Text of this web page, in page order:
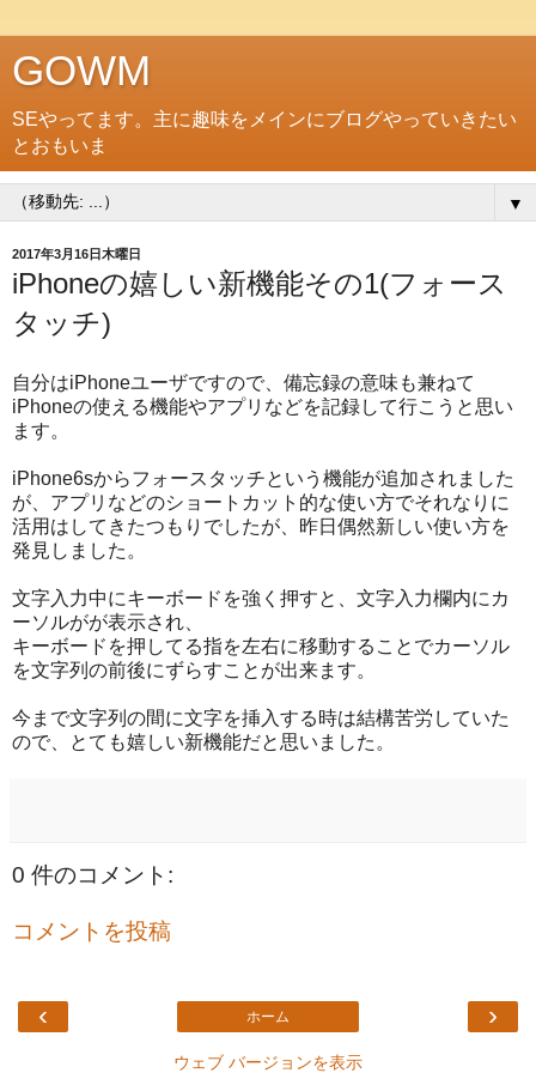
GOWM
SEやってます。主に趣味をメインにブログやっていきたい
とおもいま
▼
2017年3月16日木曜日
iPhoneの嬉しい新機能その1(フォース
タッチ)
自分はiPhoneユーザですので、備忘録の意味も兼ねて
iPhoneの使える機能やアプリなどを記録して行こうと思い
ます。
iPhone6sからフォースタッチという機能が追加されました
が、アプリなどのショートカット的な使い方でそれなりに
活用はしてきたつもりでしたが、昨日偶然新しい使い方を
発見しました。
文字入力中にキーボードを強く押すと、文字入力欄内にカ
ーソルがが表示され、
キーボードを押してる指を左右に移動することでカーソル
を文字列の前後にずらすことが出来ます。
今まで文字列の間に文字を挿入する時は結構苦労していた
ので、とても嬉しい新機能だと思いました。
0 件のコメント:
コメントを投稿
‹ ›
ホーム
ウェブ バージョンを表示